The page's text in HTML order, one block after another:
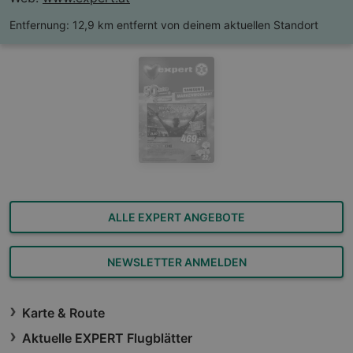
Entfernung: 12,9 km entfernt von deinem aktuellen Standort
ALLE EXPERT ANGEBOTE
NEWSLETTER ANMELDEN
Karte & Route
Aktuelle EXPERT Flugblätter